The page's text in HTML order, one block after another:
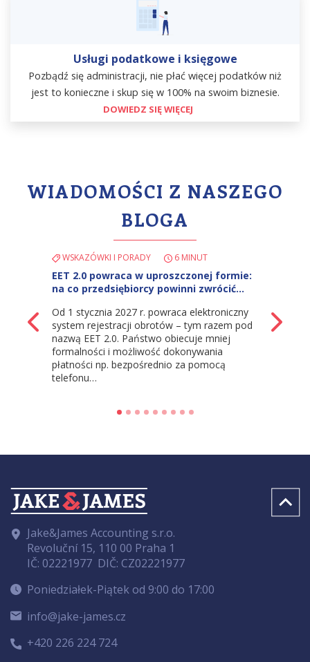
Usługi podatkowe i księgowe
Pozbądź się administracji, nie płać więcej podatków niż
jest to konieczne i skup się w 100% na swoim biznesie.
DOWIEDZ SIĘ WIĘCEJ
WIADOMOŚCI Z NASZEGO
BLOGA
z powrotem
WSKAZÓWKI I PORADY 6 MINUT
EET 2.0 powraca w uproszczonej formie:
na co przedsiębiorcy powinni zwrócić…
Od 1 stycznia 2027 r. powraca elektroniczny
system rejestracji obrotów – tym razem pod
nazwą EET 2.0. Państwo obiecuje mniej
formalności i możliwość dokonywania
płatności np. bezpośrednio za pomocą
telefonu…
Jake&James Accounting s.r.o.
Revoluční 15, 110 00 Praha 1
IČ: 02221977 DIČ: CZ02221977
Poniedziałek-Piątek od 9:00 do 17:00
info@jake-james.cz
+420 226 224 724